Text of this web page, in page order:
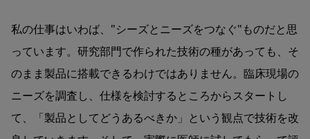
私の仕事はいわば、"シーズとニーズをつなぐ"ものだと思
っています。研究部門で作られた技術の種があっても、そ
のまま製品に搭載できるわけではありません。臨床現場の
ニーズを調査し、仕様を検討するところからスタートし
て、「製品としてどうあるべきか」という観点で技術を改